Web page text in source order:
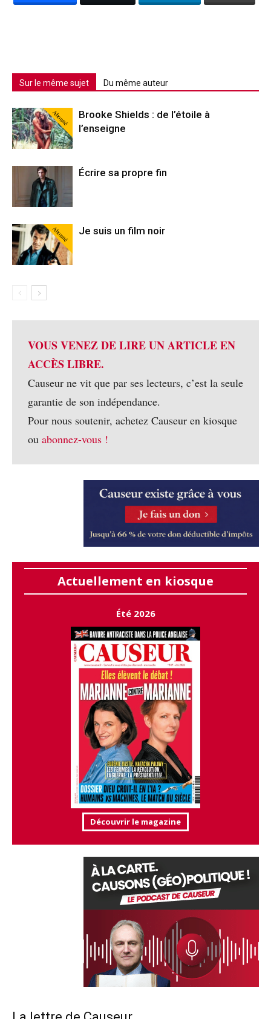
Sur le même sujet Du même auteur
Abonné
Brooke Shields : de l’étoile à
l’enseigne
Écrire sa propre fin
Abonné Je suis un film noir
VOUS VENEZ DE LIRE UN ARTICLE EN
ACCÈS LIBRE.
Causeur ne vit que par ses lecteurs, c’est la seule
garantie de son indépendance.
Pour nous soutenir, achetez Causeur en kiosque
ou abonnez-vous !
Actuellement en kiosque
Été 2026
Découvrir le magazine